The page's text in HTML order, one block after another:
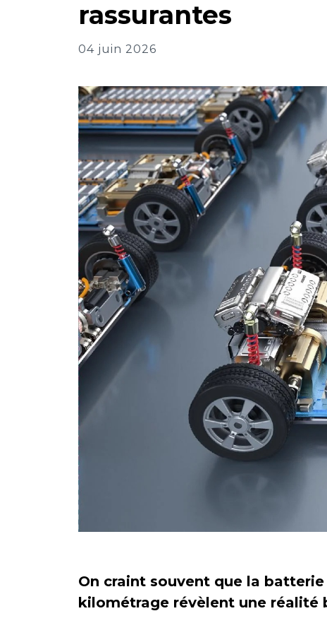
rassurantes
04 juin 2026
On craint souvent que la
kilométrage révèlent une réalité